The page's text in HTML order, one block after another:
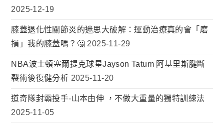
2025-12-19
膝蓋退化性關節炎的迷思大破解：運動治療真的會「磨
損」我的膝蓋嗎？🤔 2025-11-29
NBA波士頓塞爾提克球星Jayson Tatum 阿基里斯腱斷
裂術後復健分析 2025-11-20
道奇隊封霸投手-山本由伸 ，不做大重量的獨特訓練法
2025-11-05